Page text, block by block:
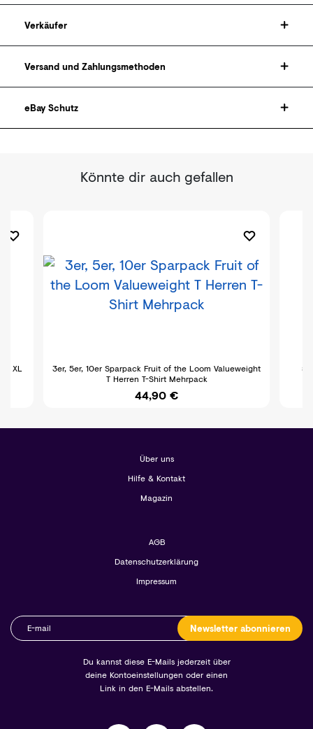
Verkäufer
Versand und Zahlungsmethoden
eBay Schutz
Könnte dir auch gefallen
L XL
3er, 5er, 10er Sparpack Fruit of the Loom Valueweight
T Herren T-Shirt Mehrpack
44,90 €
Über uns
Hilfe & Kontakt
Magazin
AGB
Datenschutzerklärung
Impressum
Newsletter abonnieren
Du kannst diese E-Mails jederzeit über
deine Kontoeinstellungen oder einen
Link in den E-Mails abstellen.